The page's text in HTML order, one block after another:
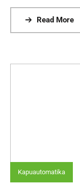
Read More
Kapuautomatika